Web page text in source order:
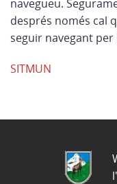
navegueu.
després només cal
seguir navegant per
SITMUN